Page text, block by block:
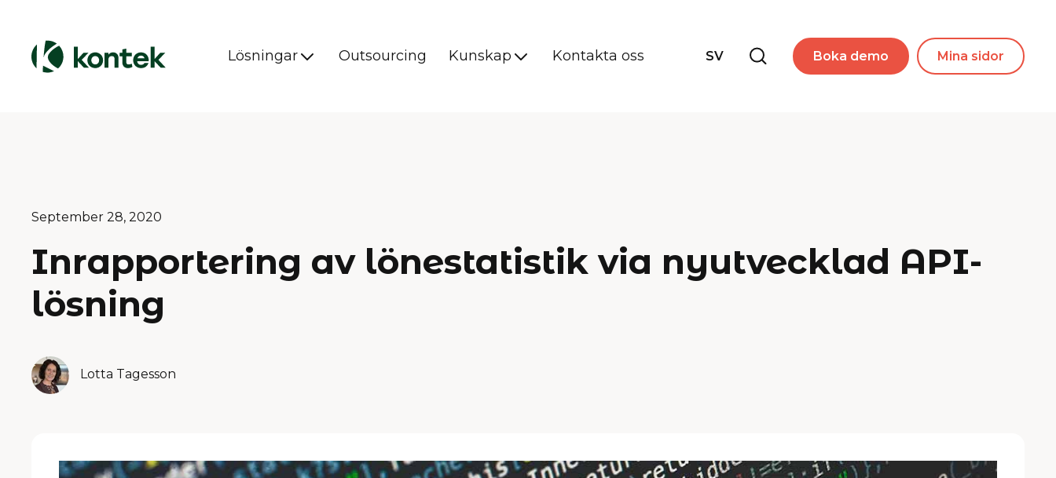
Lösningar Outsourcing Kunskap Kontakta oss SV Boka demo Mina sidor
September 28, 2020
Inrapportering av lönestatistik via nyutvecklad API-
lösning
Lotta Tagesson